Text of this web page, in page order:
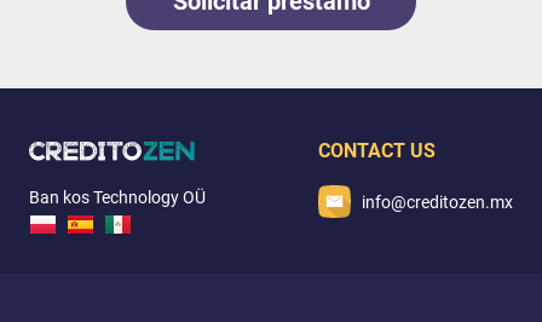
Ban kos Technology OÜ
CONTACT US
info@creditozen.mx